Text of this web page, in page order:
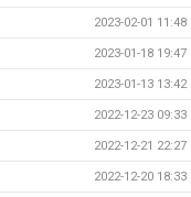
2023-02-01 11:48
2023-01-18 19:47
2023-01-13 13:42
2022-12-23 09:33
2022-12-21 22:27
2022-12-20 18:33